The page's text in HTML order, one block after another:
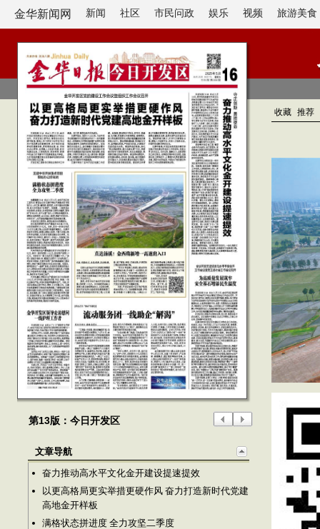
金华新闻网 新闻 社区 市民问政 娱乐 视频 旅游美食
第13版：今日开发区
文章导航
奋力推动高水平文化金开建设提速提效
以更高格局更实举措更硬作风 奋力打造新时代党建
高地金开样板
满格状态拼进度 全力攻坚二季度
收藏 推荐